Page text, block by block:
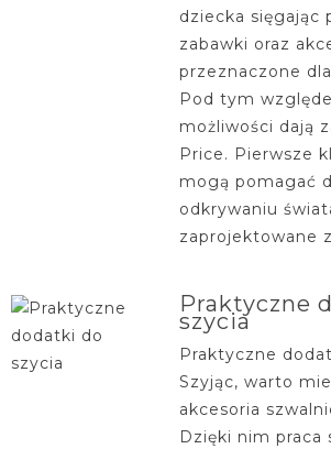
dziecka sięgając
zabawki oraz
przeznaczone
Pod tym
możliwości dają
Price. Pierwsze
mogą pomagać
odkrywaniu
zaprojektowane
Praktyczne
szycia
Praktyczne
Szyjąc, warto
akcesoria
Dzięki nim praca